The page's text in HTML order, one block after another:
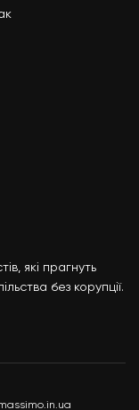
які прагнуть
без корупції.